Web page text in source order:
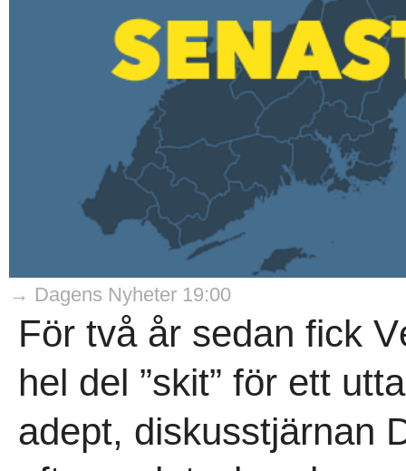
→ Dagens Nyheter 19:00
För två år sedan fick
hel del ”skit” för ett
adept, diskusstjärnan